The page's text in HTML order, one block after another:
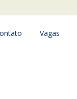
Vagas